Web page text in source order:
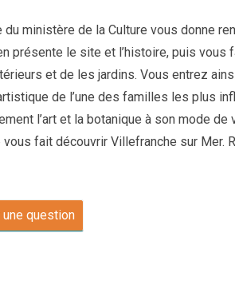
du ministère de la Culture vous donne
présente le site et l’histoire, puis vous
et de les jardins. Vous entrez
de l’une des familles les plus
l’art et la botanique à son mode de
vous fait découvrir Villefranche sur Mer.
question